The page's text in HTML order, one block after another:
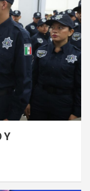
Y